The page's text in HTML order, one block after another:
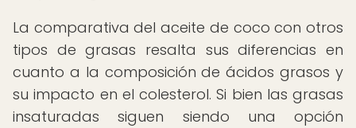
La comparativa del aceite de coco con otros
tipos de grasas resalta sus diferencias en
cuanto a la composición de ácidos grasos y
su impacto en el colesterol. Si bien las grasas
insaturadas siguen siendo una opción